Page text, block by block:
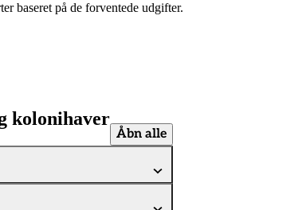
baseret på de forventede udgifter.
kolonihaver
Åbn alle